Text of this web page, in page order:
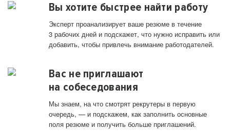
Вы хотите быстрее найти работу
Эксперт проанализирует ваше резюме в течение
3 рабочих дней и подскажет, что нужно исправить или
добавить, чтобы привлечь внимание работодателей.
Вас не приглашают
на собеседования
Мы знаем, на что смотрят рекрутеры в первую
очередь, — и подскажем, как заполнить основные
поля резюме и получить больше приглашений.